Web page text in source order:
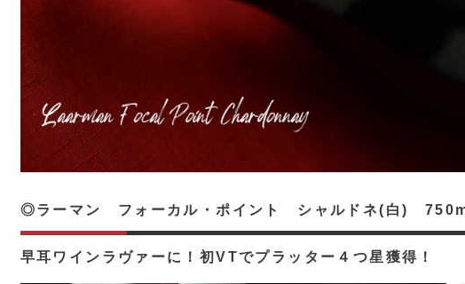
早耳ワインラヴァーに！初VTでプラッター４つ星獲得！
◎ラーマン フォーカル・ポイント シャルドネ(白)